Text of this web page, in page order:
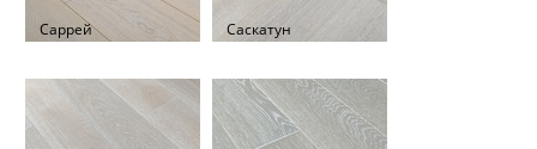
Саррей Саскатун